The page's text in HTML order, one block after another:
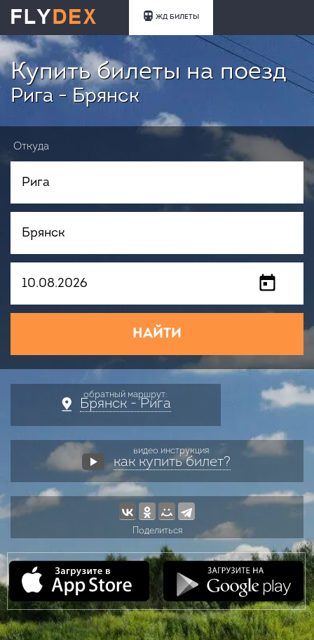
ЖД БИЛЕТЫ
Купить билеты на поезд
Рига - Брянск
Откуда
НАЙТИ
обратный маршрут:
Брянск - Рига
видео инструкция:
как купить билет?
Поделиться